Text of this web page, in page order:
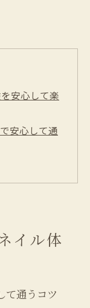
安心して楽
安心して通
で失敗しな
過ごすポイ
用時の注意
イル体
て通うコツ